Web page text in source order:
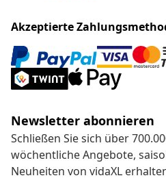
Akzeptierte
Newsletter abonnieren
Schließen Sie sich über
wöchentliche Angebote,
Neuheiten von vidaXL